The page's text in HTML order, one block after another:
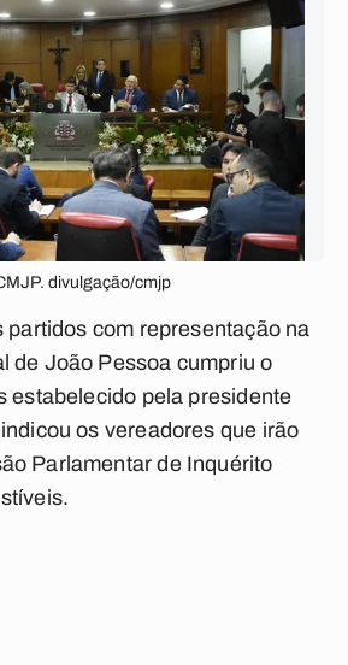
divulgação/cmjp
partidos com representação na
de João Pessoa cumpriu o
estabelecido pela presidente
os vereadores que irão
Parlamentar de Inquérito